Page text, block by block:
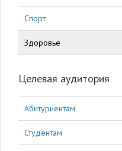
Спорт
Здоровье
Целевая аудитория
Абитуриентам
Студентам